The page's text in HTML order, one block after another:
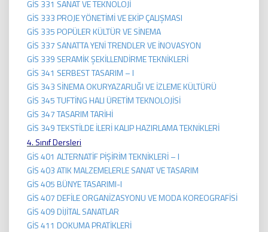
GİS 331 SANAT VE TEKNOLOJİ
GİS 333 PROJE YÖNETİMİ VE EKİP ÇALIŞMASI
GİS 335 POPÜLER KÜLTÜR VE SİNEMA
GİS 337 SANATTA YENİ TRENDLER VE İNOVASYON
GİS 339 SERAMİK ŞEKİLLENDİRME TEKNİKLERİ
GİS 341 SERBEST TASARIM – I
GİS 343 SİNEMA OKURYAZARLIĞI VE İZLEME KÜLTÜRÜ
GİS 345 TUFTİNG HALI ÜRETİM TEKNOLOJİSİ
GİS 347 TASARIM TARİHİ
GİS 349 TEKSTİLDE İLERİ KALIP HAZIRLAMA TEKNİKLERİ
4. Sınıf Dersleri
GİS 401 ALTERNATİF PİŞİRİM TEKNİKLERİ – I
GİS 403 ATIK MALZEMELERLE SANAT VE TASARIM
GİS 405 BÜNYE TASARIMI-I
GİS 407 DEFİLE ORGANİZASYONU VE MODA KOREOGRAFİSİ
GİS 409 DİJİTAL SANATLAR
GİS 411 DOKUMA PRATİKLERİ